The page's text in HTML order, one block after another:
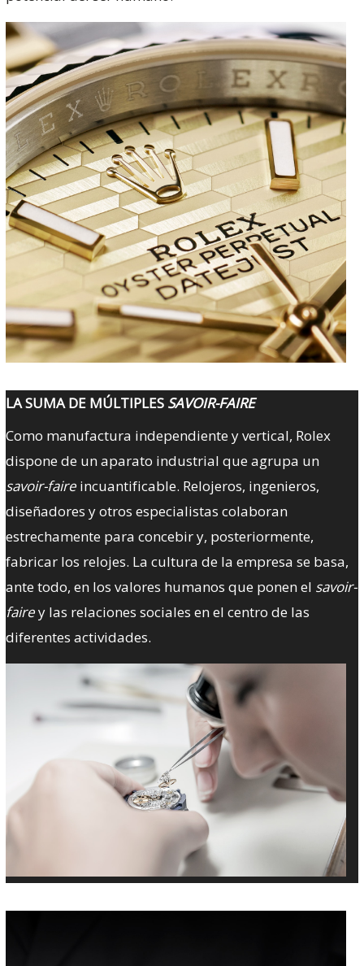
LA SUMA DE MÚLTIPLES SAVOIR-FAIRE
Como manufactura independiente y vertical, Rolex
dispone de un aparato industrial que agrupa un
savoir-faireincuantificable. Relojeros, ingenieros,
diseñadores y otros especialistas colaboran
estrechamente para concebir y, posteriormente,
fabricar los relojes. La cultura de la empresa se basa,
ante todo, en los valores humanos que ponen el savoir-
fairey las relaciones sociales en el centro de las
diferentes actividades.